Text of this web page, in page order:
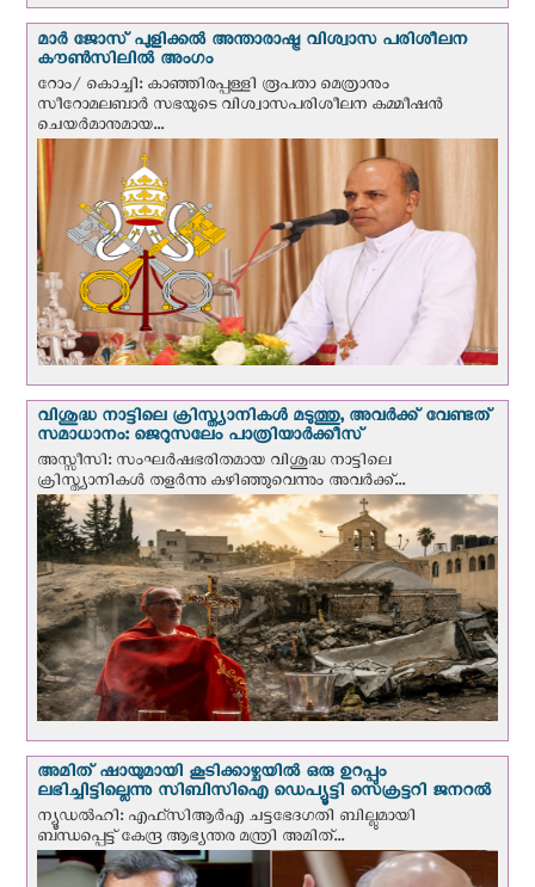
മാർ ജോസ് പുളിക്കൽ അന്താരാഷ്ട്ര വിശ്വാസ പരിശീലന
കൗൺസിലിൽ അംഗം
റോം/ കൊച്ചി: കാഞ്ഞിരപ്പള്ളി രൂപതാ മെത്രാനും
സീറോമലബാർ സഭയുടെ വിശ്വാസപരിശീലന കമ്മീഷൻ
ചെയർമാനുമായ...
വിശുദ്ധ നാട്ടിലെ ക്രിസ്ത്യാനികൾ മടുത്തു, അവർക്ക് വേണ്ടത്
സമാധാനം: ജെറുസലേം പാത്രിയാര്‍ക്കീസ്
അസ്സീസി: സംഘര്‍ഷഭരിതമായ വിശുദ്ധ നാട്ടിലെ
ക്രിസ്ത്യാനികൾ തളര്‍ന്നു കഴിഞ്ഞുവെന്നും അവർക്ക്...
അമിത് ഷായുമായി കൂടിക്കാഴ്ചയില്‍ ഒരു ഉറപ്പും
ലഭിച്ചിട്ടില്ലെന്നു സിബിസിഐ ഡെപ്യൂട്ടി സെക്രട്ടറി ജനറല്‍
ന്യൂഡല്‍ഹി: എഫ്‌സിആര്‍എ ചട്ടഭേദഗതി ബില്ലുമായി
ബന്ധപ്പെട്ട് കേന്ദ്ര ആഭ്യന്തര മന്ത്രി അമിത്...